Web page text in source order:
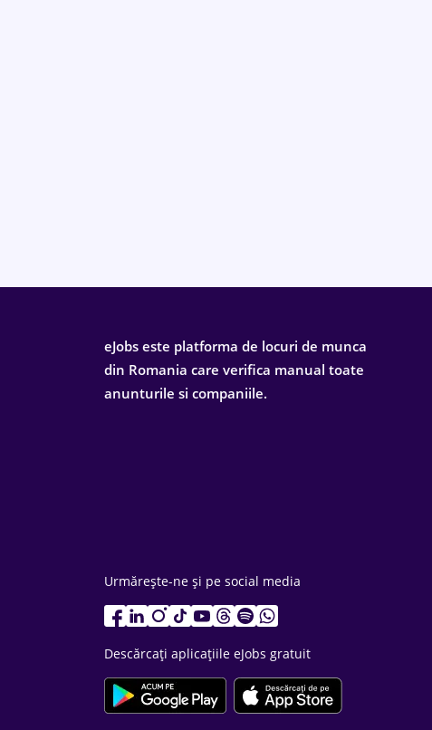
eJobs este platforma de locuri de munca
din Romania care verifica manual toate
anunturile si companiile.
Urmărește-ne și pe social media
Descărcați aplicațiile eJobs gratuit